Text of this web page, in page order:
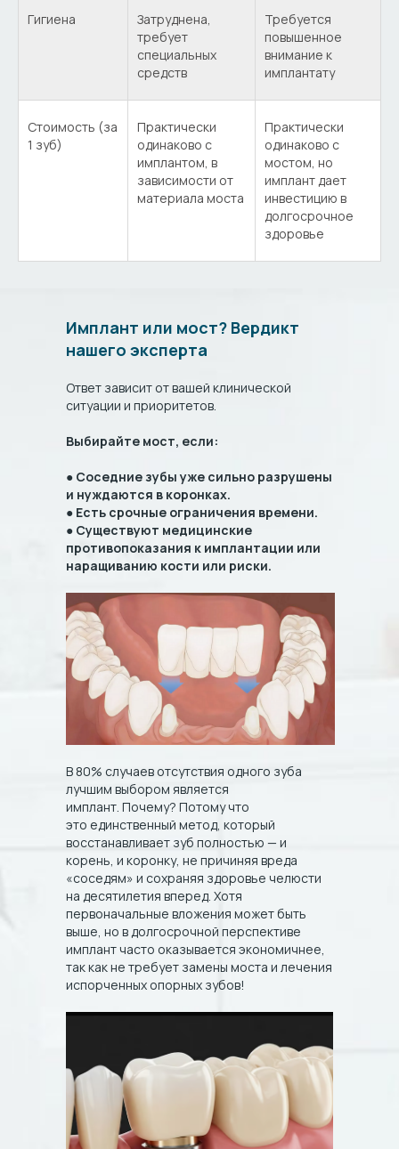
Гигиена
Затруднена,
требует
специальных
средств
Требуется
повышенное
внимание к
имплантату
Стоимость (за
1 зуб)
Практически
одинаково с
имплантом, в
зависимости от
материала моста
Практически
одинаково с
мостом, но
имплант дает
инвестицию в
долгосрочное
здоровье
Ответ зависит от вашей клинической
ситуации и приоритетов.
Выбирайте мост, если:
● Соседние зубы уже сильно разрушены
и нуждаются в коронках.
● Есть срочные ограничения времени.
● Существуют медицинские
противопоказания к имплантации или
наращиванию кости или риски.
В 80% случаев отсутствия одного зуба
лучшим выбором является
имплант. Почему? Потому что
это единственный метод, который
восстанавливает зуб полностью — и
корень, и коронку, не причиняя вреда
«соседям» и сохраняя здоровье челюсти
на десятилетия вперед. Хотя
первоначальные вложения может быть
выше, но в долгосрочной перспективе
имплант часто оказывается экономичнее,
так как не требует замены моста и лечения
испорченных опорных зубов!
Имплант или мост? Вердикт
нашего эксперта
Заполните форму и мы
свяжемся с вами
Ваше ФИО
+7
Я даюсогласие на обработку персональных
данныхс целью оказания медицинских услуг на
срок до достижения цели обработки
персональных данных, сполитикой обработки
персональных данных ознакомлен(на)
Записаться
О стоматологии